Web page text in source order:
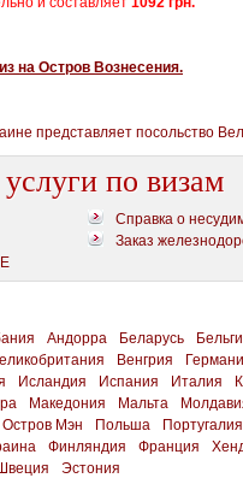
на Остров Вознесения.
представляет посольство
по визам
Справка о
Заказ
Андорра Беларусь
Венгрия
Исландия Испания Италия
Македония Мальта
Остров Мэн Польша
Португалия
Финляндия Франция
Эстония